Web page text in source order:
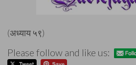
(अध्याय ५९)
Please follow and like us: